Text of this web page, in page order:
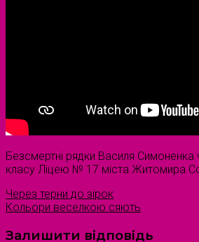
Безсмертні рядки Василя Симоненка
класу Ліцею № 17 міста Житомира
Через терни до зірок
Кольори веселкою сяють
Залишити відповідь